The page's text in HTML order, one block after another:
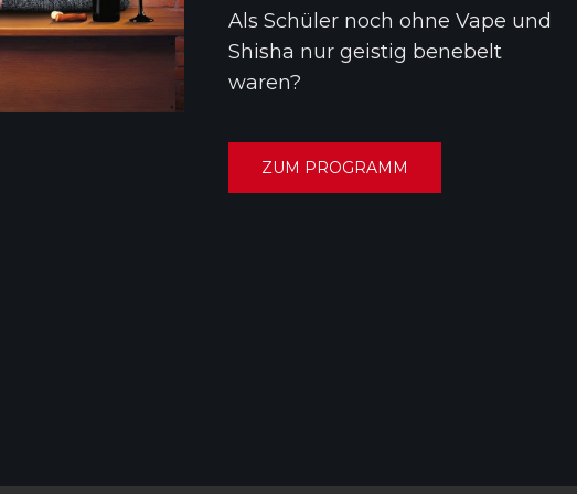
Als Schüler noch ohne Vape und
Shisha nur geistig benebelt
waren?
ZUM PROGRAMM